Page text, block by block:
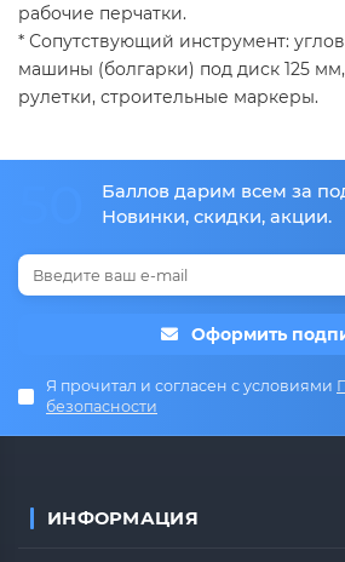
рабочие перчатки.
* Сопутствующий инструмент:
машины (болгарки) под диск 125
рулетки, строительные маркеры.
Баллов дарим всем за
Новинки, скидки, акции.
Оформить
Я прочитал и согласен с условиями
безопасности
ИНФОРМАЦИЯ